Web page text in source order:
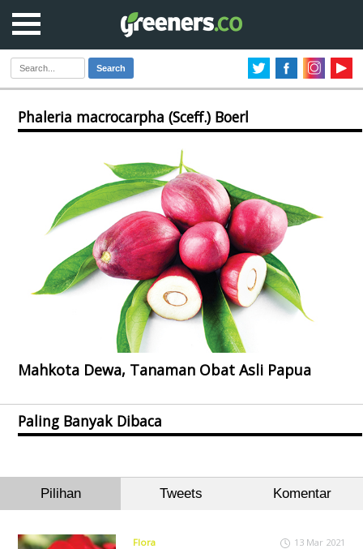
Search
Phaleria macrocarpha (Sceff.) Boerl
Mahkota Dewa, Tanaman Obat Asli Papua
Paling Banyak Dibaca
Pilihan Tweets Komentar
Flora 13 Mar 2021